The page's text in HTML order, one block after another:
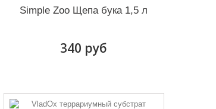
Simple Zoo Щепа бука 1,5 л
340 руб